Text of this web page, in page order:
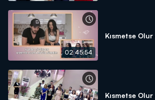
02:45:54
Kısmetse
Kısmetse